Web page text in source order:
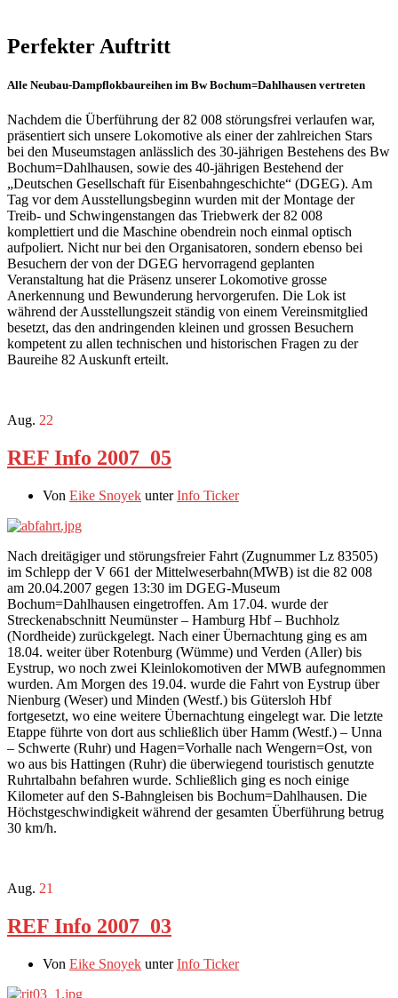
Perfekter Auftritt
Alle Neubau-Dampflokbaureihen im Bw Bochum=Dahlhausen vertreten
Nachdem die Überführung der 82 008 störungsfrei verlaufen war,
präsentiert sich unsere Lokomotive als einer der zahlreichen Stars
bei den Museumstagen anlässlich des 30-jährigen Bestehens des Bw
Bochum=Dahlhausen, sowie des 40-jährigen Bestehend der
„Deutschen Gesellschaft für Eisenbahngeschichte“ (DGEG). Am
Tag vor dem Ausstellungsbeginn wurden mit der Montage der
Treib- und Schwingenstangen das Triebwerk der 82 008
komplettiert und die Maschine obendrein noch einmal optisch
aufpoliert. Nicht nur bei den Organisatoren, sondern ebenso bei
Besuchern der von der DGEG hervorragend geplanten
Veranstaltung hat die Präsenz unserer Lokomotive grosse
Anerkennung und Bewunderung hervorgerufen. Die Lok ist
während der Ausstellungszeit ständig von einem Vereinsmitglied
besetzt, das den andringenden kleinen und grossen Besuchern
kompetent zu allen technischen und historischen Fragen zu der
Baureihe 82 Auskunft erteilt.
Aug. 22
REF Info 2007_05
Von Eike Snoyek unterInfo Ticker
Nach dreitägiger und störungsfreier Fahrt (Zugnummer Lz 83505)
im Schlepp der V 661 der Mittelweserbahn(MWB) ist die 82 008
am 20.04.2007 gegen 13:30 im DGEG-Museum
Bochum=Dahlhausen eingetroffen. Am 17.04. wurde der
Streckenabschnitt Neumünster – Hamburg Hbf – Buchholz
(Nordheide) zurückgelegt. Nach einer Übernachtung ging es am
18.04. weiter über Rotenburg (Wümme) und Verden (Aller) bis
Eystrup, wo noch zwei Kleinlokomotiven der MWB aufegnommen
wurden. Am Morgen des 19.04. wurde die Fahrt von Eystrup über
Nienburg (Weser) und Minden (Westf.) bis Gütersloh Hbf
fortgesetzt, wo eine weitere Übernachtung eingelegt war. Die letzte
Etappe führte von dort aus schließlich über Hamm (Westf.) – Unna
– Schwerte (Ruhr) und Hagen=Vorhalle nach Wengern=Ost, von
wo aus bis Hattingen (Ruhr) die überwiegend touristisch genutzte
Ruhrtalbahn befahren wurde. Schließlich ging es noch einige
Kilometer auf den S-Bahngleisen bis Bochum=Dahlhausen. Die
Höchstgeschwindigkeit während der gesamten Überführung betrug
30 km/h.
Aug. 21
REF Info 2007_03
Von Eike Snoyek unterInfo Ticker